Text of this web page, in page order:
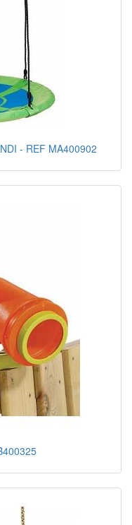
- REF MA400902